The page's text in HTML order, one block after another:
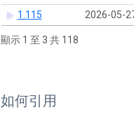
1.115
2026-05-
顯示 1 至 3 共 118
如何引用